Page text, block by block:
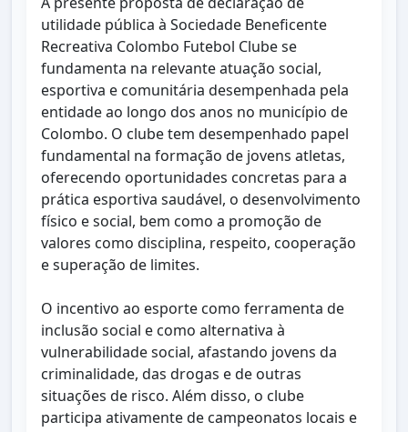
utilidade pública à Sociedade Beneficente
Recreativa Colombo Futebol Clube se
fundamenta na relevante atuação social,
esportiva e comunitária desempenhada pela
entidade ao longo dos anos no município de
Colombo. O clube tem desempenhado papel
fundamental na formação de jovens atletas,
oferecendo oportunidades concretas para a
prática esportiva saudável, o desenvolvimento
físico e social, bem como a promoção de
valores como disciplina, respeito, cooperação
e superação de limites.
O incentivo ao esporte como ferramenta de
inclusão social e como alternativa à
vulnerabilidade social, afastando jovens da
criminalidade, das drogas e de outras
situações de risco. Além disso, o clube
participa ativamente de campeonatos locais e